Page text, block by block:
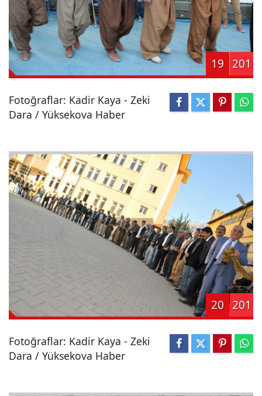
19 201
Fotoğraflar: Kadir Kaya - Zeki
Dara / Yüksekova Haber
20 201
Fotoğraflar: Kadir Kaya - Zeki
Dara / Yüksekova Haber